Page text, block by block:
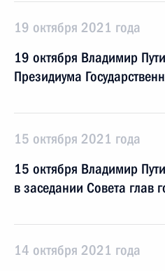
19 октября 2021 года
19 октября Владимир
Президиума
15 октября 2021 года
15 октября Владимир
в заседании Совета глав
14 октября 2021 года